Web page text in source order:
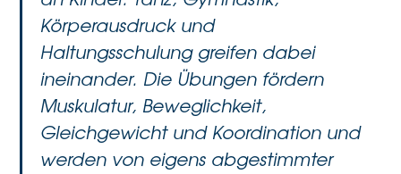
Körperausdruck und
Haltungsschulung greifen dabei
ineinander. Die Übungen fördern
Muskulatur, Beweglichkeit,
Gleichgewicht und Koordination und
werden von eigens abgestimmter